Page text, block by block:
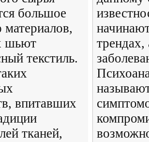
большое
материалов,
шьют
текстиль.
впитавших
тканей,